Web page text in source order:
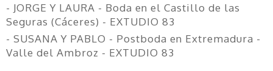
- JORGE Y LAURA - Boda en el Castillo de las
Seguras (Cáceres) - EXTUDIO 83
- SUSANA Y PABLO - Postboda en Extremadura -
Valle del Ambroz - EXTUDIO 83